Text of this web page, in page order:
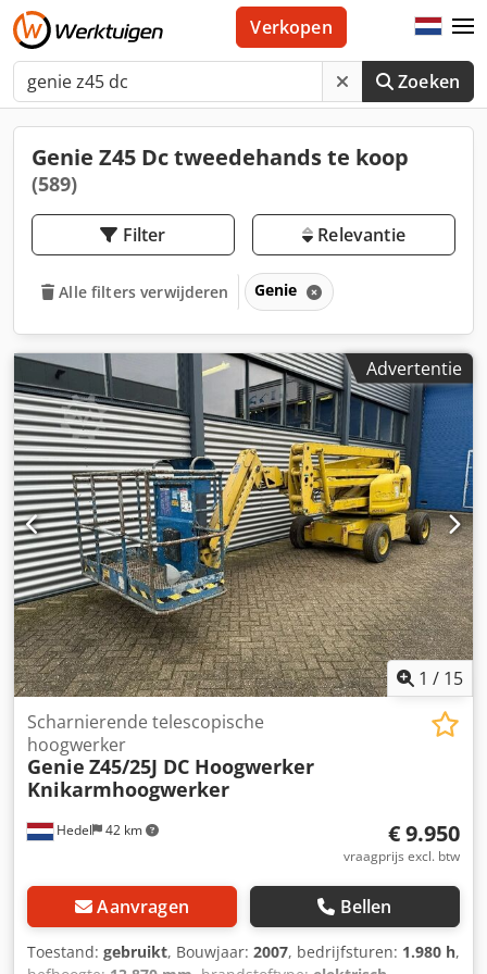
Zoeken
Verkopen
Genie Z45 Dc tweedehands te koop
(589)
Filter Relevantie
Alle filters verwijderen Genie
Advertentie
1 / 15
Hedel 42 km
Scharnierende telescopische
hoogwerker
Genie Z45/25J DC Hoogwerker
Knikarmhoogwerker
€ 9.950
vraagprijs excl. btw
Aanvragen Bellen
Toestand: gebruikt, Bouwjaar: 2007, bedrijfsturen: 1.980 h,